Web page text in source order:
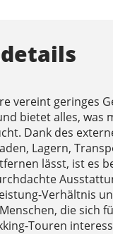
vereint geringes
bietet alles, was
Dank des
Lagern,
lässt, ist es
Verhältnis
die sich
Touren